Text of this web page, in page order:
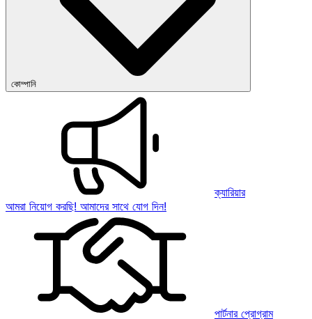
কোম্পানি
ক্যারিয়ার
আমরা নিয়োগ করছি! আমাদের সাথে যোগ দিন!
পার্টনার প্রোগ্রাম